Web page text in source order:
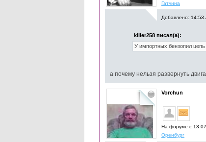
Гатчина
Добавлено: 14:53
killer258 писал(а):
У импортных бензопил цепь
а почему нельзя развернуть
Vorchun
На форуме с
Оренбург